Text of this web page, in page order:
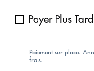
Payer Plus
Paiement sur place.
frais.